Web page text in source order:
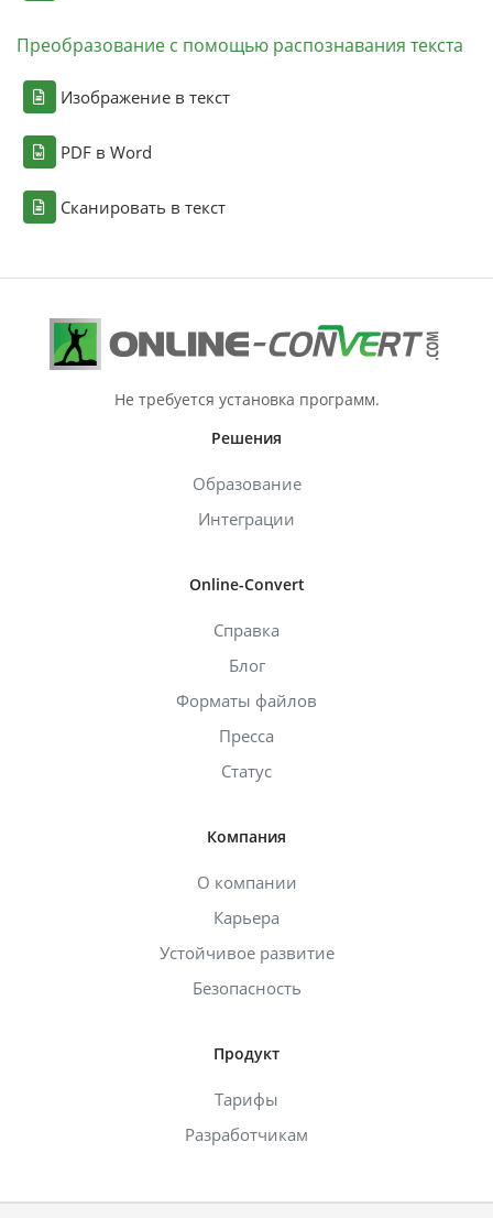
Преобразование с помощью распознавания текста
Изображение в текст
PDF в Word
Сканировать в текст
Не требуется установка программ.
Решения
Образование
Интеграции
Online-Convert
Справка
Блог
Форматы файлов
Пресса
Статус
Компания
О компании
Карьера
Устойчивое развитие
Безопасность
Продукт
Тарифы
Разработчикам